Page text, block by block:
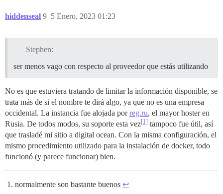
        cd: $home/plugins
        cmd:
- git clone https://github.com/discourse/
- git clone https://github.com/discourse/
- git clone https://github.com/discourse/
- git clone https://github.com/discourse/
- git clone https://github.com/discourse/
- git clone https://github.com/discourse/
- git clone https://github.com/discourse/
- git clone https://github.com/discourse/
- git clone https://github.com/discourse/
  - exec: echo "Beginning of custom commands"
hiddenseal 5 Enero, 2023 01:23
9
Stephen:
ser menos vago con respecto al proveedor que estás utilizando
No es que estuviera tratando de limitar la información disponible, se
trata más de si el nombre te dirá algo, ya que no es una empresa
occidental. La instancia fue alojada porreg.ru, el mayor hoster en
Rusia. De todos modos, su soporte esta vez[1] tampoco fue útil, así
que trasladé mi sitio a digital ocean. Con la misma configuración, el
mismo procedimiento utilizado para la instalación de docker, todo
funcionó (y parece funcionar) bien.
normalmente son bastante buenos ↩︎